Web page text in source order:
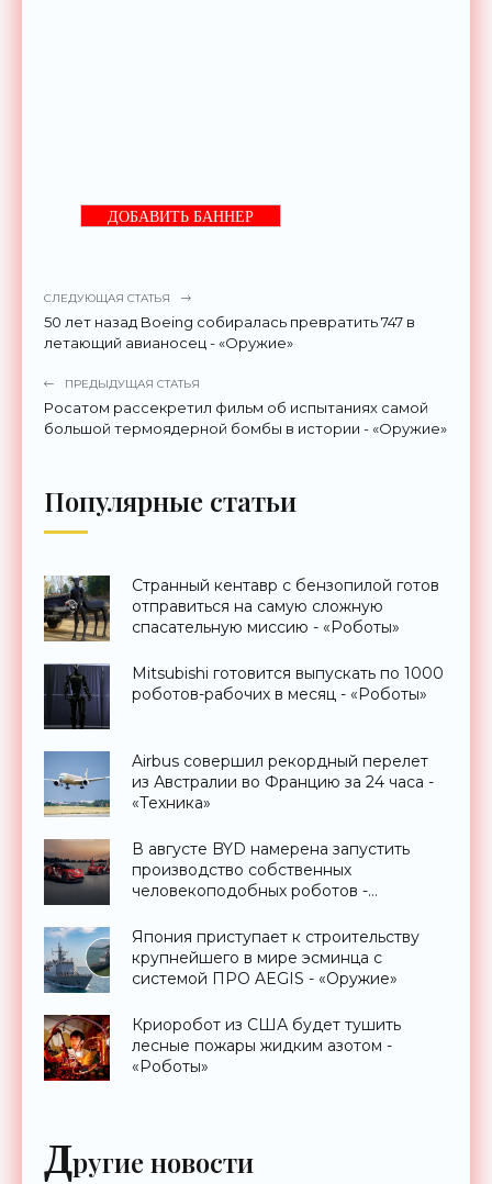
ДОБАВИТЬ БАННЕР
СЛЕДУЮЩАЯ СТАТЬЯ
50 лет назад Boeing собиралась превратить 747 в
летающий авианосец - «Оружие»
ПРЕДЫДУЩАЯ СТАТЬЯ
Росатом рассекретил фильм об испытаниях самой
большой термоядерной бомбы в истории - «Оружие»
Популярные статьи
Странный кентавр с бензопилой готов
отправиться на самую сложную
спасательную миссию - «Роботы»
Mitsubishi готовится выпускать по 1000
роботов-рабочих в месяц - «Роботы»
Airbus совершил рекордный перелет
из Австралии во Францию за 24 часа -
«Техника»
В августе BYD намерена запустить
производство собственных
человекоподобных роботов -
Япония приступает к строительству
крупнейшего в мире эсминца с
системой ПРО AEGIS - «Оружие»
Криоробот из США будет тушить
лесные пожары жидким азотом -
«Роботы»
Другие новости